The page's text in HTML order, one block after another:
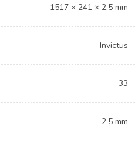
1517 × 241 × 2,5 mm
Invictus
33
2,5 mm